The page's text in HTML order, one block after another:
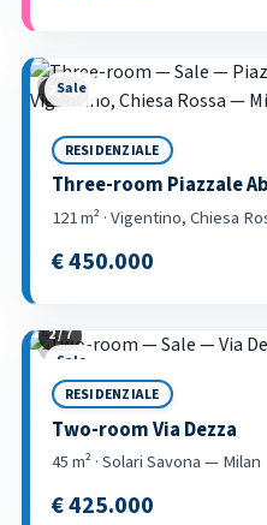
‹2 / 58
Sale
RESIDENZIALE
Three-room Piazzale
121 m² · Vigentino, Chiesa
€ 450.000
‹
2 / 7
Sale
RESIDENZIALE
Two-room Via Dezza
45 m² · Solari Savona — Milan
€ 425.000